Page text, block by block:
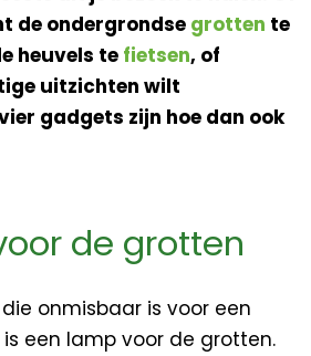
de ondergrondse grotten te
heuvels te fietsen, of
uitzichten wilt
gadgets zijn hoe dan ook
de grotten
onmisbaar is voor een
is een lamp voor de grotten.